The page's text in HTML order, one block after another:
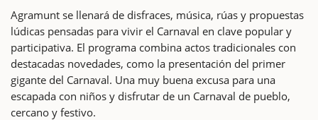
Agramunt se llenará de disfraces, música, rúas y propuestas
lúdicas pensadas para vivir el Carnaval en clave popular y
participativa. El programa combina actos tradicionales con
destacadas novedades, como la presentación del primer
gigante del Carnaval. Una muy buena excusa para una
escapada con niños y disfrutar de un Carnaval de pueblo,
cercano y festivo.